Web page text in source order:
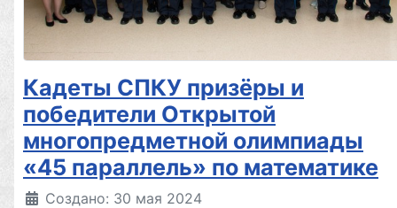
Кадеты СПКУ призёры и
победители Открытой
многопредметной олимпиады
«45 параллель» по математике
Создано: 30 мая 2024